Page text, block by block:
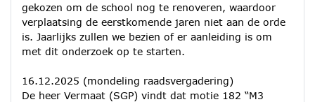
gekozen om de school nog te renoveren, waardoor
verplaatsing de eerstkomende jaren niet aan de orde
is. Jaarlijks zullen we bezien of er aanleiding is om
met dit onderzoek op te starten.
16.12.2025 (mondeling raadsvergadering)
De heer Vermaat (SGP) vindt dat motie 182 “M3